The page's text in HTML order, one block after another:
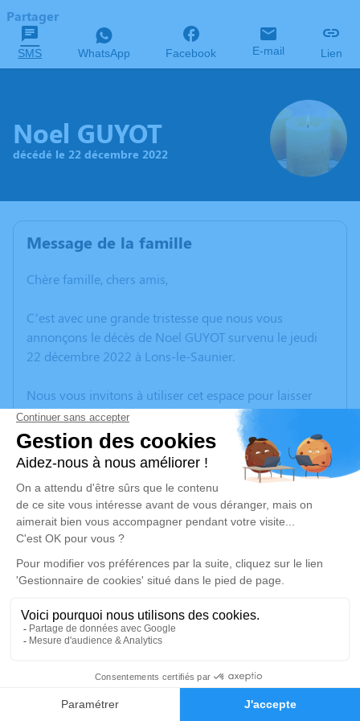
Faire-part Hommages
Partager
SMS WhatsApp Facebook E-mail Lien
Noel GUYOT
décédé le 22 décembre 2022
Message de la famille
Chère famille, chers amis,
C’est avec une grande tristesse que nous vous
annonçons le décès de Noel GUYOT survenu le jeudi
22 décembre 2022 à Lons-le-Saunier.
Nous vous invitons à utiliser cet espace pour laisser
vos condoléances, partager des photos souvenirs, une
anecdote ou exprimer vos pensées à travers des
poèmes ou des textes. Cet endroit est un lieu
d'expression dédié à honorer la mémoire de Noel
GUYOT.
Un service de plantation d’arbre hommage est
disponible ici.
Je rends hommage
Crémation
CREMATORIUM DE SANCE 1 RUE DU 19 MARS
1962